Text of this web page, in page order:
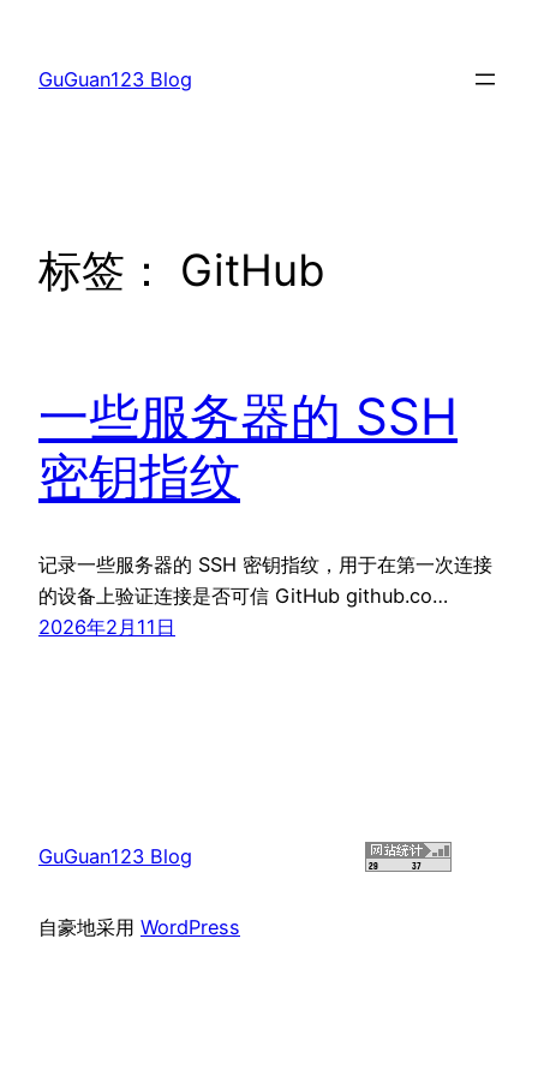
GuGuan123 Blog
标签： GitHub
一些服务器的 SSH
密钥指纹
记录一些服务器的 SSH 密钥指纹，用于在第一次连接
的设备上验证连接是否可信 GitHub github.co…
2026年2月11日
GuGuan123 Blog
自豪地采用 WordPress